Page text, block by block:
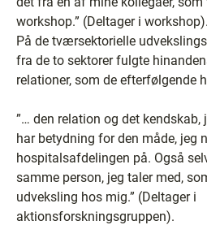
workshop.” (Deltager i workshop).
På de tværsektorielle
fra de to sektorer fulgte
relationer, som de efterfølgende
”… den relation og det
har betydning for den måde, jeg
hospitalsafdelingen på. Også
samme person, jeg taler med,
udveksling hos mig.” (Deltager i
aktionsforskningsgruppen).